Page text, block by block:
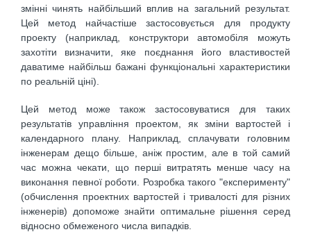
змінні чинять найбільший вплив на загальний результат.
Цей метод найчастіше застосовується для продукту
проекту (наприклад, конструктори автомобіля можуть
захотіти визначити, яке поєднання його властивостей
даватиме найбільш бажані функціональні характеристики
по реальній ціні).
Цей метод може також застосовуватися для таких
результатів управління проектом, як зміни вартостей і
календарного плану. Наприклад, сплачувати головним
інженерам дещо більше, аніж простим, але в той самий
час можна чекати, що перші витратять менше часу на
виконання певної роботи. Розробка такого "експерименту"
(обчислення проектних вартостей і тривалості для різних
інженерів) допоможе знайти оптимальне рішення серед
відносно обмеженого числа випадків.